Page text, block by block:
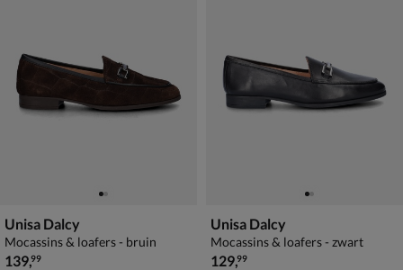
Unisa Dalcy
Mocassins & loafers - bruin
€ 139,99
139,99
Unisa Dalcy
Mocassins & loafers - zwart
€ 129,99
129,99